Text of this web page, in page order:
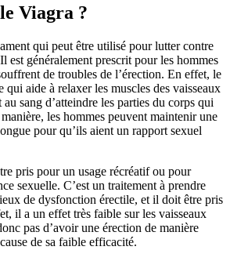
Viagra ?
qui peut être utilisé pour lutter contre
est généralement prescrit pour les hommes
de troubles de l’érection. En effet, le
qui aide à relaxer les muscles des vaisseaux
sang d’atteindre les parties du corps qui
les hommes peuvent maintenir une
pour qu’ils aient un rapport sexuel
pris pour un usage récréatif ou pour
sexuelle. C’est un traitement à prendre
de dysfonction érectile, et il doit être pris
il a un effet très faible sur les vaisseaux
pas d’avoir une érection de manière
de sa faible efficacité.